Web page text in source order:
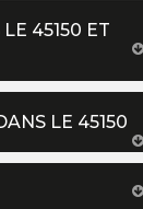
45150 ET
LE 45150